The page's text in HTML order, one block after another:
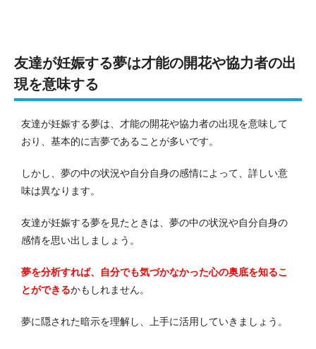
友達が妊娠する夢は才能の開花や協力者の出
現を意味する
友達が妊娠する夢は、才能の開花や協力者の出現を意味して
おり、基本的に吉夢であることが多いです。
しかし、夢の中の状況や自分自身の感情によって、詳しい意
味は異なります。
友達が妊娠する夢を見たときは、夢の中の状況や自分自身の
感情を思い出しましょう。
夢を分析すれば、自分でも気づかなかった心の奥底を知るこ
とができるかもしれません。
夢に隠された暗示を理解し、上手に活用していきましょう。